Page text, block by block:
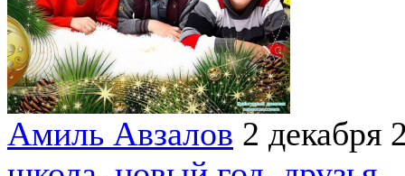
Амиль Авзалов 2 декабря